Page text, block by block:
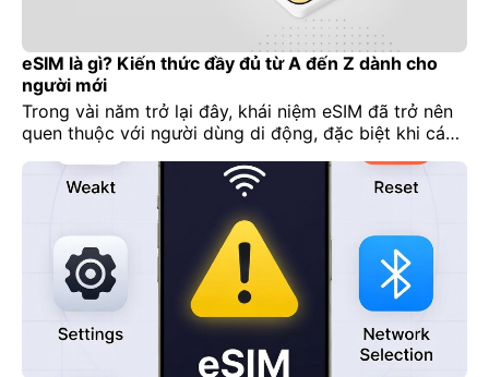
eSIM là gì? Kiến thức đầy đủ từ A đến Z dành cho
người mới
Trong vài năm trở lại đây, khái niệm eSIM đã trở nên
quen thuộc với người dùng di động, đặc biệt khi các
vật lý tại nhiều thị trường. Tuy nhiên, không phải ai
cũng thực sự hiểu eSIM là gì, cách hoạt động ra sao,
và vì sao eSIM được xem là tương lai của ngành viễn
thông.